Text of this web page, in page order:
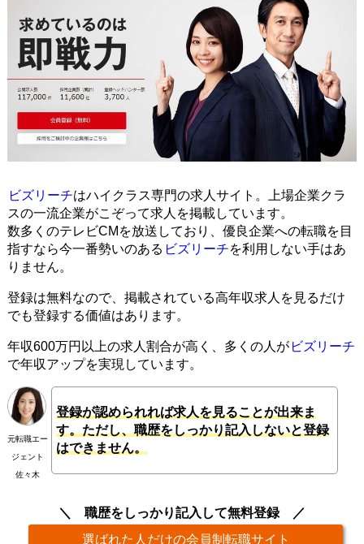
ビズリーチはハイクラス専門の求人サイト。上場企業クラ
スの一流企業がこぞって求人を掲載しています。
数多くのテレビCMを放送しており、優良企業への転職を目
指すなら今一番勢いのある ビズリーチを利用しない手はあ
りません。
登録は無料なので、掲載されている高年収求人を見るだけ
でも登録する価値はあります。
年収600万円以上の求人割合が高く、多くの人が ビズリーチ
で年収アップを実現しています。
元転職エー
ジェント
佐々木
登録が認められれば求人を見ることが出来ま
す。ただし、職歴をしっかり記入しないと登録
はできません。
職歴をしっかり記入して無料登録
選ばれた人だけの会員制転職サイト